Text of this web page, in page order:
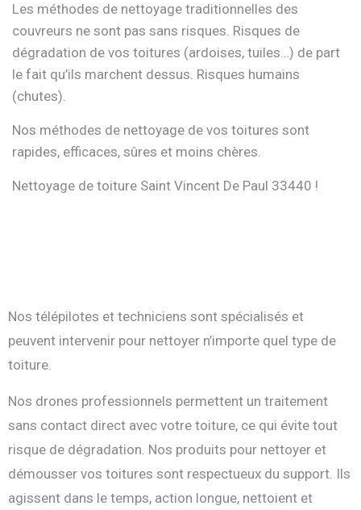
Les méthodes de nettoyage traditionnelles des
couvreurs ne sont pas sans risques. Risques de
dégradation de vos toitures (ardoises, tuiles…) de part
le fait qu’ils marchent dessus. Risques humains
(chutes).
Nos méthodes de nettoyage de vos toitures sont
rapides, efficaces, sûres et moins chères.
Nettoyage de toiture Saint Vincent De Paul 33440 !
Nos télépilotes et techniciens sont spécialisés et
peuvent intervenir pour nettoyer n’importe quel type de
toiture.
Nos drones professionnels permettent un traitement
sans contact direct avec votre toiture, ce qui évite tout
risque de dégradation. Nos produits pour nettoyer et
démousser vos toitures sont respectueux du support. Ils
agissent dans le temps, action longue, nettoient et